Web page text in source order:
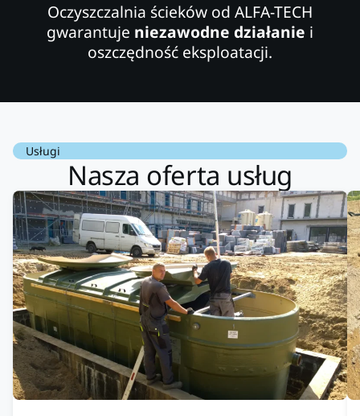
Oczyszczalnia ścieków od ALFA-TECH
gwarantuje niezawodne działanie i
oszczędność eksploatacji.
Usługi
Nasza oferta usług